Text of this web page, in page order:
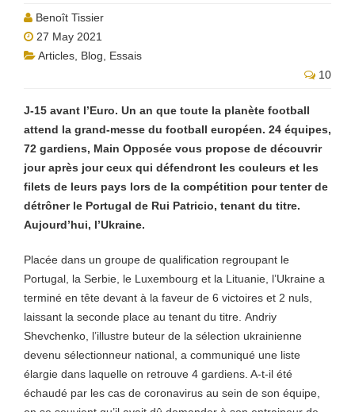
Benoît Tissier
27 May 2021
Articles Blog
Essais
10
J-15 avant l’Euro. Un an que toute la planète football
attend la grand-messe du football européen. 24 équipes,
72 gardiens, Main Opposée vous propose de découvrir
jour après jour ceux qui défendront les couleurs et les
filets de leurs pays lors de la compétition pour tenter de
détrôner le Portugal de Rui Patricio, tenant du titre.
Aujourd’hui, l’Ukraine.
Placée dans un groupe de qualification regroupant le
Portugal, la Serbie, le Luxembourg et la Lituanie, l’Ukraine a
terminé en tête devant à la faveur de 6 victoires et 2 nuls,
laissant la seconde place au tenant du titre. Andriy
Shevchenko, l’illustre buteur de la sélection ukrainienne
devenu sélectionneur national, a communiqué une liste
élargie dans laquelle on retrouve 4 gardiens. A-t-il été
échaudé par les cas de coronavirus au sein de son équipe,